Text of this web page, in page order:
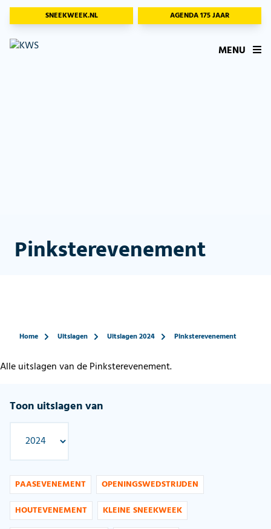
SNEEKWEEK.NL AGENDA 175 JAAR
MENU
Pinksterevenement
Home Uitslagen Uitslagen 2024 Pinksterevenement
Alle uitslagen van de Pinksterevenement.
Toon uitslagen van
PAASEVENEMENT
OPENINGSWEDSTRIJDEN
HOUTEVENEMENT
KLEINE SNEEKWEEK